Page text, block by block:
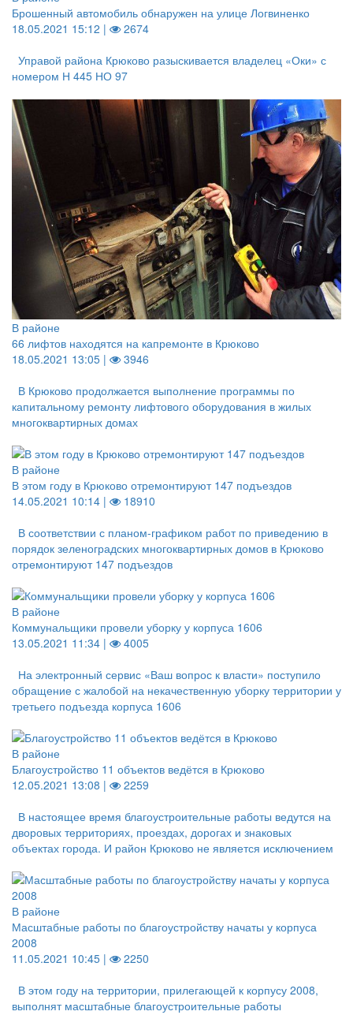
Брошенный автомобиль обнаружен на улице Логвиненко
18.05.2021 15:12 |
2674
Управой района Крюково разыскивается владелец «Оки» с
номером Н 445 НО 97
В районе
66 лифтов находятся на капремонте в Крюково
18.05.2021 13:05 |
3946
В Крюково продолжается выполнение программы по
капитальному ремонту лифтового оборудования в жилых
многоквартирных домах
В районе
В этом году в Крюково отремонтируют 147 подъездов
14.05.2021 10:14 |
18910
В соответствии с планом-графиком работ по приведению в
порядок зеленоградских многоквартирных домов в Крюково
отремонтируют 147 подъездов
В районе
Коммунальщики провели уборку у корпуса 1606
13.05.2021 11:34 |
4005
На электронный сервис «Ваш вопрос к власти» поступило
обращение с жалобой на некачественную уборку территории у
третьего подъезда корпуса 1606
В районе
Благоустройство 11 объектов ведётся в Крюково
12.05.2021 13:08 |
2259
В настоящее время благоустроительные работы ведутся на
дворовых территориях, проездах, дорогах и знаковых
объектах города. И район Крюково не является исключением
В районе
Масштабные работы по благоустройству начаты у корпуса
2008
11.05.2021 10:45 |
2250
В этом году на территории, прилегающей к корпусу 2008,
выполнят масштабные благоустроительные работы